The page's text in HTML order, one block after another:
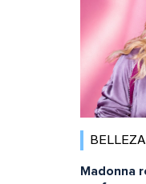
BELLEZA
Madonna